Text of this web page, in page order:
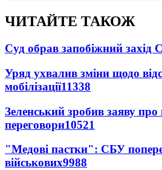
ЧИТАЙТЕ ТАКОЖ
Суд обрав запобіжний захід
Уряд ухвалив зміни щодо
мобілізації11338
Зеленський зробив заяву про
переговори10521
"Медові пастки": СБУ
військових9988